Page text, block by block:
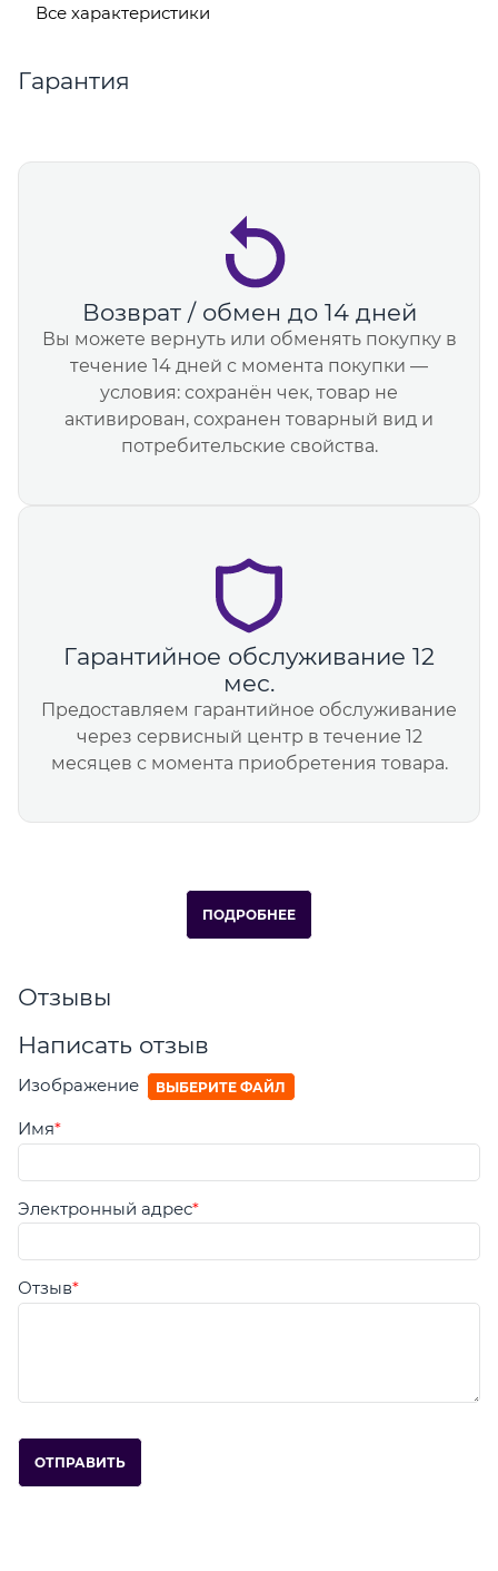
Все характеристики
Гарантия
Возврат / обмен до 14 дней
Вы можете вернуть или обменять покупку в
течение 14 дней с момента покупки —
условия: сохранён чек, товар не
активирован, сохранен товарный вид и
потребительские свойства.
Гарантийное обслуживание 12
мес.
Предоставляем гарантийное обслуживание
через сервисный центр в течение 12
месяцев с момента приобретения товара.
ПОДРОБНЕЕ
Отзывы
Написать отзыв
Изображение ВЫБЕРИТЕ ФАЙЛ
Имя
Электронный адрес
Отзыв